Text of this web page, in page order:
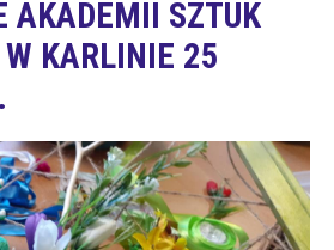
AKADEMII SZTUK
W KARLINIE 25